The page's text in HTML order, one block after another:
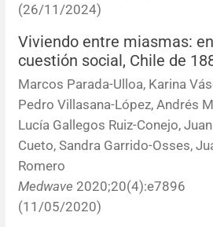
Errata y notas de reserva
Agradecimientos
Impressum
Revisiones sistemáticas
Protocolos
Evaluaciones económicas
Revisiones clínicas
Artículos de revisión
Notas metodológicas
Comunicaciones breves
Problemas de salud pública
Notas históricas y reseñas
Reporte de caso
Notas técnicas
Práctica clínica
Descripción
Política de cobros
Políticas editoriales
Instrucciones para autores
(26/11/2024)
Viviendo entre miasmas:
cuestión social, Chile de
Marcos Parada-Ulloa, Karina
Pedro Villasana-López, Andrés
Lucía Gallegos Ruiz-Conejo,
Cueto, Sandra Garrido-Osses,
Romero
Medwave 2020;20(4):e7896
(11/05/2020)